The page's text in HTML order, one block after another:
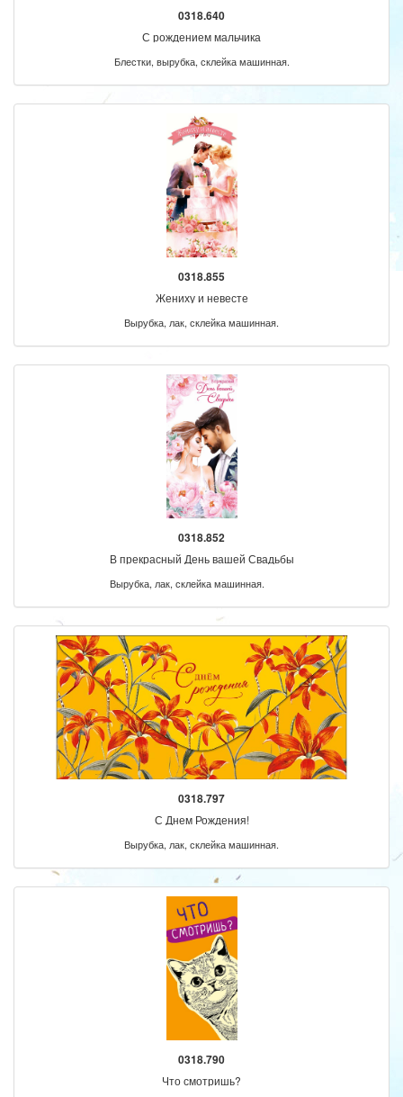
0318.640
С рождением мальчика
Блестки, вырубка, склейка машинная.
0318.855
Жениху и невесте
Вырубка, лак, склейка машинная.
0318.852
В прекрасный День вашей Свадьбы
Вырубка, лак, склейка машинная.
0318.797
С Днем Рождения!
Вырубка, лак, склейка машинная.
0318.790
Что смотришь?